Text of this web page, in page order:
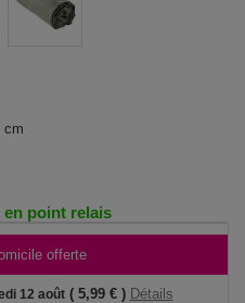
cm
point relais
offerte
12 août ( 5,99 € ) Détails